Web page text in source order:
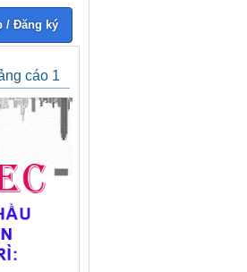
/ Đăng ký
cáo 1